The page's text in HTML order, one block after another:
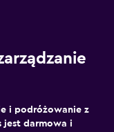
i podróżowanie z
jest darmowa i